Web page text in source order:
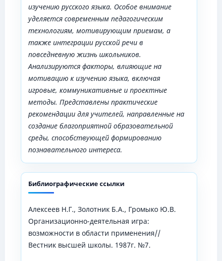
изучению русского языка. Особое внимание
уделяется современным педагогическим
технологиям, мотивирующим приемам, а
также интеграции русской речи в
повседневную жизнь школьников.
Анализируются факторы, влияющие на
мотивацию к изучению языка, включая
игровые, коммуникативные и проектные
методы. Представлены практические
рекомендации для учителей, направленные на
создание благоприятной образовательной
среды, способствующей формированию
познавательного интереса.
Библиографические ссылки
Алексеев Н.Г., Золотник Б.А., Громыко Ю.В.
Организационно-деятельная игра:
возможности в области применения//
Вестник высшей школы. 1987г. №7.